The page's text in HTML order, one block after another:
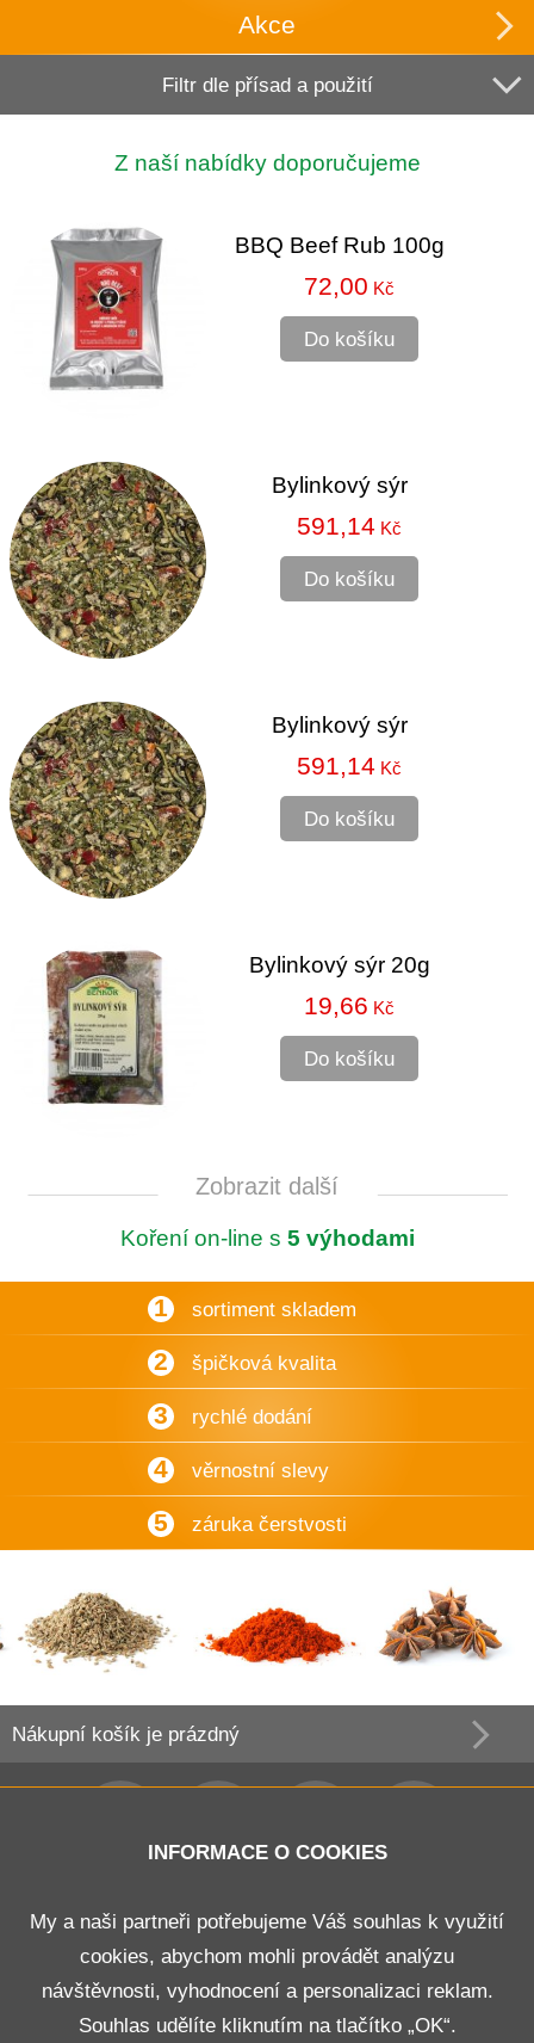
Akce
Filtr dle přísad a použití
Z naší nabídky doporučujeme
BBQ Beef Rub 100g
72,00 Kč
Do košíku
Bylinkový sýr
591,14 Kč
Do košíku
Bylinkový sýr
591,14 Kč
Do košíku
Bylinkový sýr 20g
19,66 Kč
Do košíku
Zobrazit další
Koření on-line s 5 výhodami
1 sortiment skladem
2 špičková kvalita
3 rychlé dodání
4 věrnostní slevy
5 záruka čerstvosti
Nákupní košík je prázdný
Obchodní podmínky
Doprava a platba
Odstoupení od smlouvy
INFORMACE O COOKIES
My a naši partneři potřebujeme Váš souhlas k využití
cookies, abychom mohli provádět analýzu
návštěvnosti, vyhodnocení a personalizaci reklam.
Souhlas udělíte kliknutím na tlačítko „OK“.